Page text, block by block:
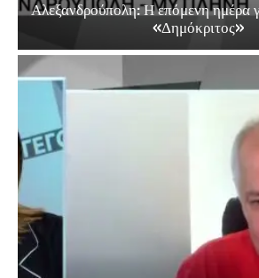
Αλεξανδρούπολη: Η επόμενη ημέρα
«Δημόκριτος»